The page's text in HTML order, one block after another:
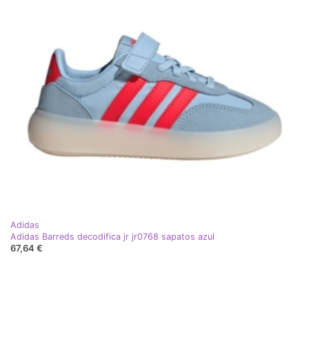
Adidas
Adidas Barreds decodifica jr jr0768 sapatos azul
67,64 €